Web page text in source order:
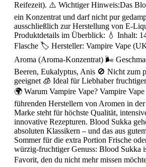
Reifezeit). ⚠️ Wichtiger Hinweis:Das
ein Konzentrat und darf nicht pur
ausschließlich zur Herstellung von E-
Produktdetails im Überblick: 💧 Inhalt:
Flasche 🏷️ Hersteller: Vampire Vape
Aroma (Aroma-Konzentrat) 🌬️
Beeren, Eukalyptus, Anis 🚫 Nicht zum
geeignet 🧊 Ideal für Liebhaber
🌍 Warum Vampire Vape? Vampire
führenden Herstellern von Aromen in
Marke steht für höchste Qualität,
innovative Rezepturen. Blood Sukka
absoluten Klassikern – und das aus
Sommer für die extra Portion Frische
würzig-fruchtiger Genuss: Blood Sukka
Favorit, den du nicht mehr missen